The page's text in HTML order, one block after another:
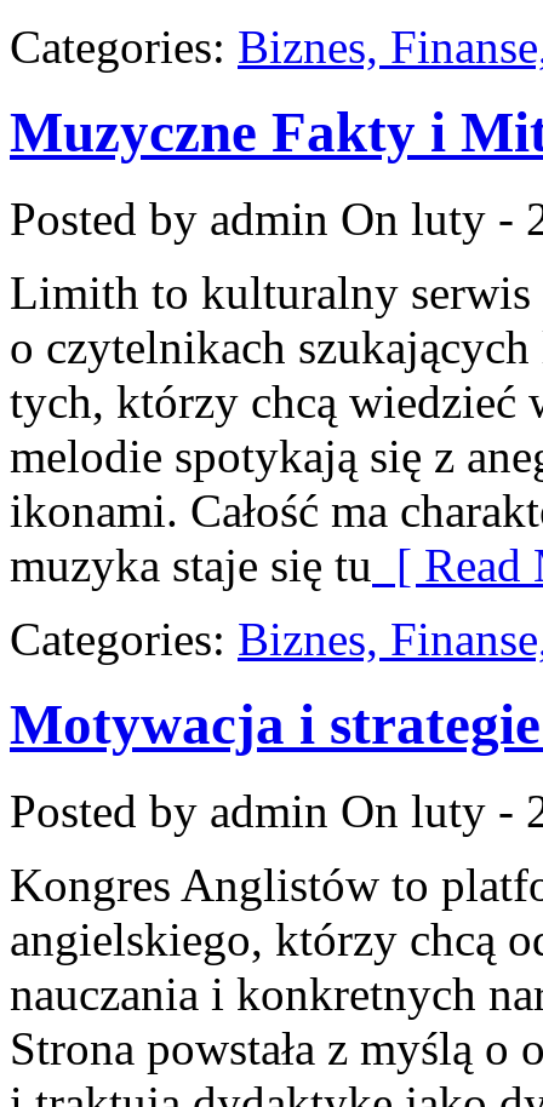
Categories: Biznes,
Muzyczne Fakty i
Posted by admin On luty -
Limith to kulturalny serwis
o czytelnikach
tych, którzy chcą wiedzieć
melodie spotykają się z
ikonami. Całość ma
muzyka staje się tu [ Read
Categories: Biznes,
Motywacja i
Posted by admin On luty -
Kongres Anglistów to
angielskiego, którzy chcą
nauczania i konkretnych
Strona powstała z myślą o